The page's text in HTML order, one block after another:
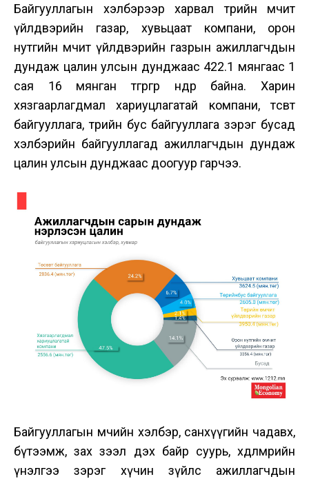
Байгууллагын хэлбэрээр харвал төрийн өмчит
үйлдвэрийн газар, хувьцаат компани, орон
нутгийн өмчит үйлдвэрийн газрын ажиллагчдын
дундаж цалин улсын дунджаас 422.1 мянгаас 1
сая 16 мянган төгрөгөөр өндөр байна. Харин
хязгаарлагдмал хариуцлагатай компани, төсөвт
байгууллага, төрийн бус байгууллага зэрэг бусад
хэлбэрийн байгууллагад ажиллагчдын дундаж
цалин улсын дунджаас доогуур гарчээ.
Байгууллагын өмчийн хэлбэр, санхүүгийн чадавх,
бүтээмж, зах зээл дэх байр суурь, хөдөлмөрийн
үнэлгээ зэрэг хүчин зүйлс ажиллагчдын